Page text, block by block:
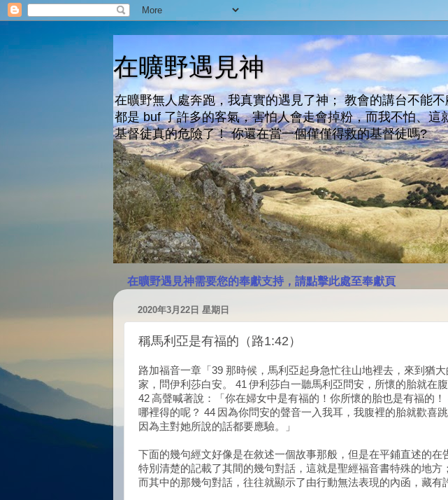
在曠野遇見神
在曠野無人處奔跑，我真實的遇見了神； 教會的講台不能
都是 buf 了許多的客氣，害怕人會走會掉粉，而我不怕、
基督徒真的危險了！ 你還在當一個僅僅得救的基督徒嗎?
在曠野遇見神需要您的奉獻支持，請點擊此處至奉獻頁
2020年3月22日 星期日
稱馬利亞是有福的（路1:42）
路加福音一章「39 那時候，馬利亞起身急忙往山地裡去，來到猶
家，問伊利莎白安。 41 伊利莎白一聽馬利亞問安，所懷的胎就在
42 高聲喊著說：「你在婦女中是有福的！你所懷的胎也是有福的
哪裡得的呢？ 44 因為你問安的聲音一入我耳，我腹裡的胎就歡喜
因為主對她所說的話都要應驗。」
下面的幾句經文好像是在敘述一個故事那般，但是在平鋪直述的在
特別清楚的記載了其間的幾句對話，這就是聖經福音書特殊的地方
而其中的那幾句對話，往往就顯示了由行動無法表現的內函，藏有